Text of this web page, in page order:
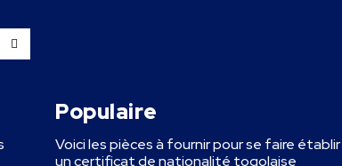
Populaire
Voici les pièces à fournir pour se faire établir
un certificat de nationalité togolaise